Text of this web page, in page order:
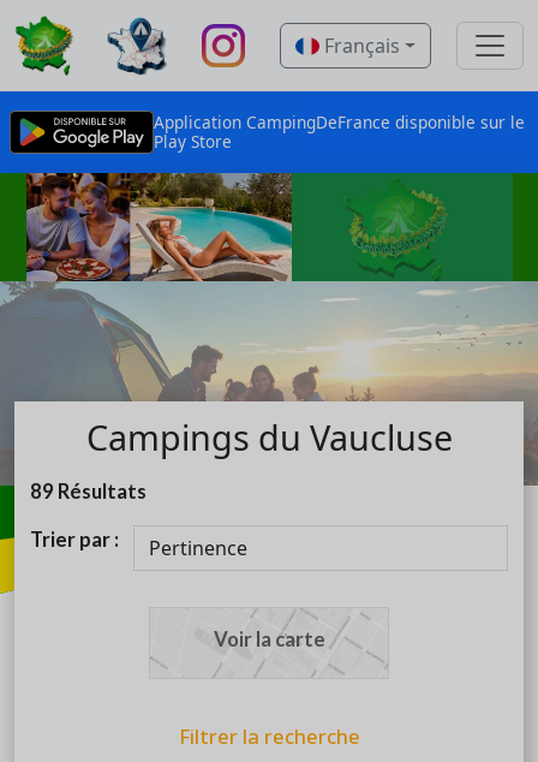
Français
Application CampingDeFrance disponible sur le
Play Store
Campings du Vaucluse
89 Résultats
Trier par :
Voir la carte
Filtrer la recherche